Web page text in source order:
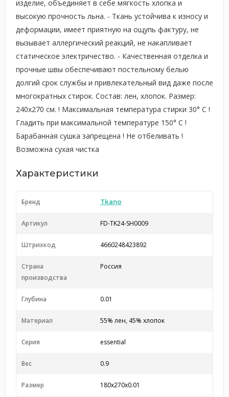
изделие, объединяет в себе мягкость хлопка и
высокую прочность льна. - Ткань устойчива к износу и
деформации, имеет приятную на ощупь фактуру, не
вызывает аллергический реакций, не накапливает
статическое электричество. - Качественная отделка и
прочные швы обеспечивают постельному белью
долгий срок службы и привлекательный вид даже после
многократных стирок. Состав: лен, хлопок. Размер:
240х270 см. ! Максимальная температура стирки 30° C !
Гладить при максимальной температуре 150° C !
Барабанная сушка запрещена ! Не отбеливать !
Возможна сухая чистка
Характеристики
Бренд Tkano
Артикул FD-TK24-SH0009
Штрихкод 4660248423892
Страна
производства
Россия
Глубина 0.01
Материал 55% лен, 45% хлопок
Серия essential
Вес 0.9
Размер 180x270x0.01